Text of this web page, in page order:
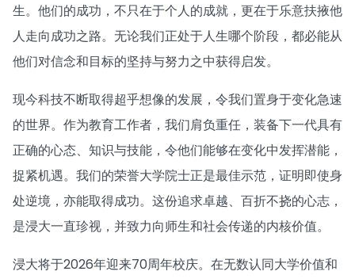
生。他们的成功，不只在于个人的成就，更在于乐意扶掖他
人走向成功之路。无论我们正处于人生哪个阶段，都必能从
他们对信念和目标的坚持与努力之中获得启发。
现今科技不断取得超乎想像的发展，令我们置身于变化急速
的世界。作为教育工作者，我们肩负重任，装备下一代具有
正确的心态、知识与技能，令他们能够在变化中发挥潜能，
捉紧机遇。我们的荣誉大学院士正是最佳示范，证明即使身
处逆境，亦能取得成功。这份追求卓越、百折不挠的心志，
是浸大一直珍视，并致力向师生和社会传递的内核价值。
浸大将于2026年迎来70周年校庆。在无数认同大学价值和